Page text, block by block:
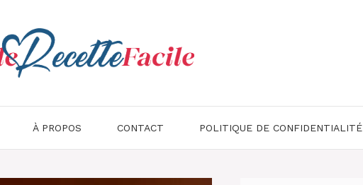
À PROPOS CONTACT POLITIQUE DE CONFIDENTIALITÉ